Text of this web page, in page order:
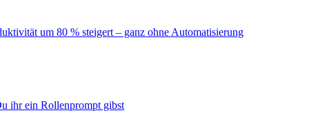
um 80 % steigert – ganz ohne Automatisierung
ihr ein Rollenprompt gibst